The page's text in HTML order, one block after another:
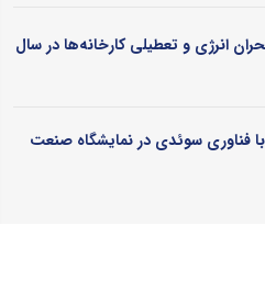
انرژی و تعطیلی کارخانه‌ها در سال
فناوری سوئدی در نمایشگاه صنعت